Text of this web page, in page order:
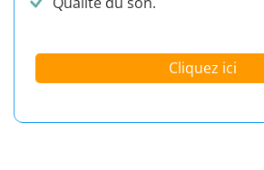
Cliquez ici